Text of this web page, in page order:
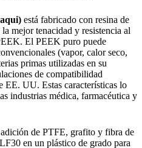
está fabricado con resina de
mejor tenacidad y resistencia al
El PEEK puro puede
(vapor, calor seco,
primas utilizadas en su
de compatibilidad
UU. Estas características lo
industrias médica, farmacéutica y
de PTFE, grafito y fibra de
en un plástico de grado para